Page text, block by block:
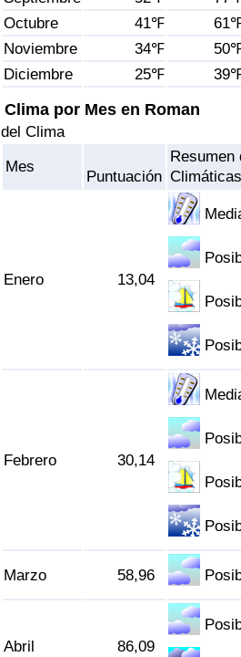
Octubre
41℉
Noviembre
34℉
Diciembre
25℉
Clima por Mes en Roman
del Clima
Mes
Puntuación
Resumen
Climáticas
Enero 13,04
Febrero 30,14
Marzo 58,96
Abril 86,09
Índice de criminalidad por país
Sanidad
Índice de Sanidad (Actual)
Índice de Sanidad por País
Índice de Contaminación (Actual)
Índice de contaminación
Índice de Contaminación por País
Índice de Tráfico (Actual)
Índice de Tráfico por País